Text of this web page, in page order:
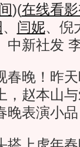
)(在线看
、 闫妮、倪
中新社发
晚！昨天
，赵本山
晚表演小